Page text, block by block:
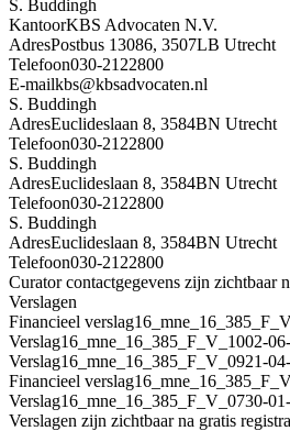
S. Buddingh
KantoorKBS Advocaten N.V.
AdresPostbus 13086, 3507LB Utrecht
Telefoon030-2122800
E-mailkbs@kbsadvocaten.nl
S. Buddingh
AdresEuclideslaan 8, 3584BN Utrecht
Telefoon030-2122800
S. Buddingh
AdresEuclideslaan 8, 3584BN Utrecht
Telefoon030-2122800
S. Buddingh
AdresEuclideslaan 8, 3584BN Utrecht
Telefoon030-2122800
Curator contactgegevens zijn zichtbaar
Verslagen
Financieel verslag
Verslag16_mne_16_385_F_V_1002-
Verslag16_mne_16_385_F_V_0921-
Financieel verslag
Verslag16_mne_16_385_F_V_0730-
Verslagen zijn zichtbaar na gratis